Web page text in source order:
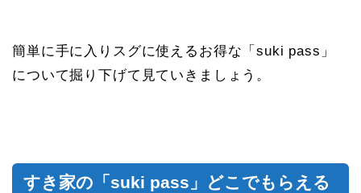
簡単に手に入りスグに使えるお得な「suki pass」
について掘り下げて見ていきましょう。
すき家の「suki pass」どこでもらえる